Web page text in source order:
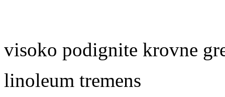
visoko podignite krovne
linoleum tremens